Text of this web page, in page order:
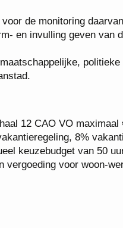
de monitoring
en invulling geven van
politieke
12 CAO VO maximaal
8%
keuzebudget van 50
vergoeding voor woon-